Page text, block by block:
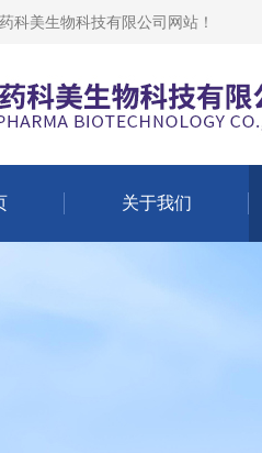
科美生物科技有限公司网站 ！
关于我们